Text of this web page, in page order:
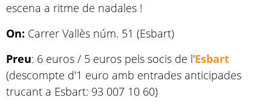
escena a ritme de nadales !
On: Carrer Vallès núm. 51 (Esbart)
Preu: 6 euros / 5 euros pels socis de l'Esbart
(descompte d'1 euro amb entrades anticipades
trucant a Esbart: 93 007 10 60)